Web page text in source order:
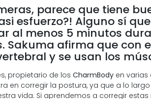
parece que tiene
esfuerzo?! Alguno sí
al menos 5 minutos
Sakuma afirma que con
y se usan los
propietario de los CharmBody en varias
en corregir la postura, ya que a lo
vida. Si aprendemos a corregir